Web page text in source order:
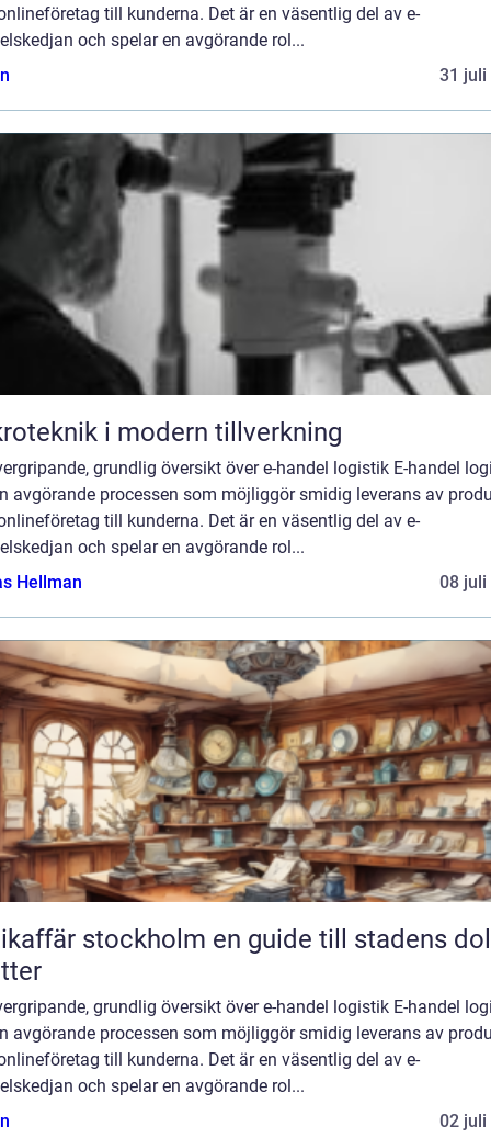
till kunderna. Det är en väsentlig del av e-
och spelar en avgörande rol...
31 juli
i modern tillverkning
grundlig översikt över e-handel logistik E-handel
avgörande processen som möjliggör smidig leverans av
till kunderna. Det är en väsentlig del av e-
och spelar en avgörande rol...
Hellman
08 juli
stockholm en guide till stadens dolda
grundlig översikt över e-handel logistik E-handel
avgörande processen som möjliggör smidig leverans av
till kunderna. Det är en väsentlig del av e-
och spelar en avgörande rol...
02 juli